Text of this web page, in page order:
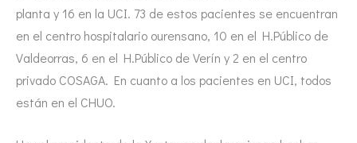
planta y 16 en la UCI. 73 de estos pacientes se encuentran
en el centro hospitalario ourensano, 10 en el H.Público de
Valdeorras, 6 en el H.Público de Verín y 2 en el centro
privado COSAGA. En cuanto a los pacientes en UCI, todos
están en el CHUO.